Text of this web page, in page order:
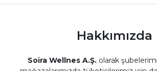
Hakkımızda
Soira Wellnes A.Ş.olarak